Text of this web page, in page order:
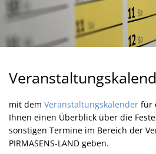
mit dem Veranstaltungskalender für
Ihnen einen Überblick über die
sonstigen Termine im Bereich der
PIRMASENS-LAND geben.